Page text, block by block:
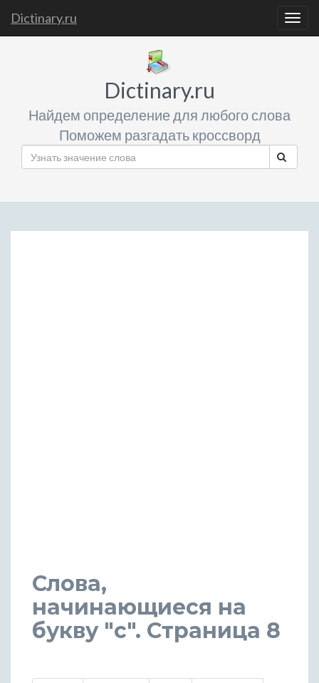
Dictinary.ru
Dictinary.ru
Найдем определение для любого слова
Поможем разгадать кроссворд
Слова,
начинающиеся на
букву "с". Страница 8